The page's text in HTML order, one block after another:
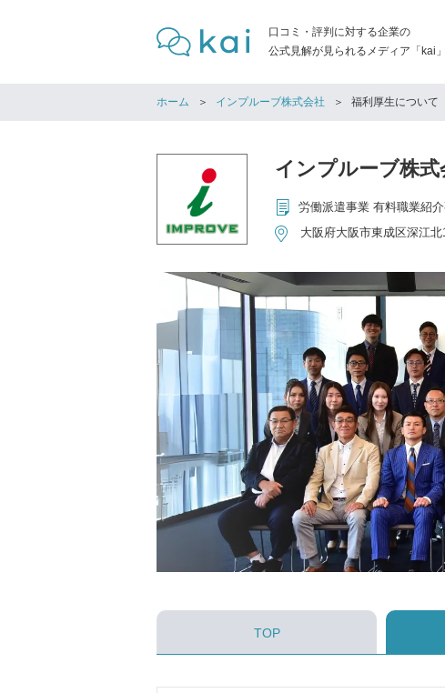
口コミ・評判に対する企業の
公式見解が見られるメディア「kai」
ホーム インプルーブ株式会社 福利厚生について
インプルーブ株式
労働派遣事業 有料職業紹
大阪府大阪市東成区深江
TOP